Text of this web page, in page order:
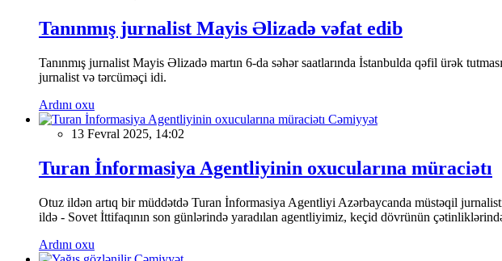
Tanınmış jurnalist Mayis Əlizadə vəfat edib
Tanınmış jurnalist Mayis Əlizadə martın 6-da səhər saatlarında İstanbulda qəfil ürək
jurnalist və tərcüməçi idi.
Ardını oxu
Cəmiyyət
13 Fevral 2025, 14:02
Turan İnformasiya Agentliyinin oxucularına müraciətı
Otuz ildən artıq bir müddətdə Turan İnformasiya Agentliyi Azərbaycanda müstəqil
ildə - Sovet İttifaqının son günlərində yaradılan agentliyimiz, keçid dövrünün
Ardını oxu